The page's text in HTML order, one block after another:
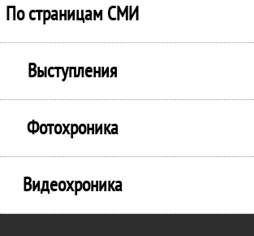
По страницам СМИ
Выступления
Фотохроника
Видеохроника